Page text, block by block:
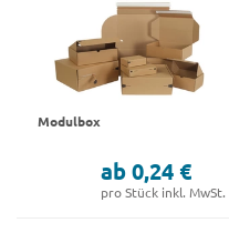
Modulbox
ab 0,24 €
pro Stück inkl. MwSt.